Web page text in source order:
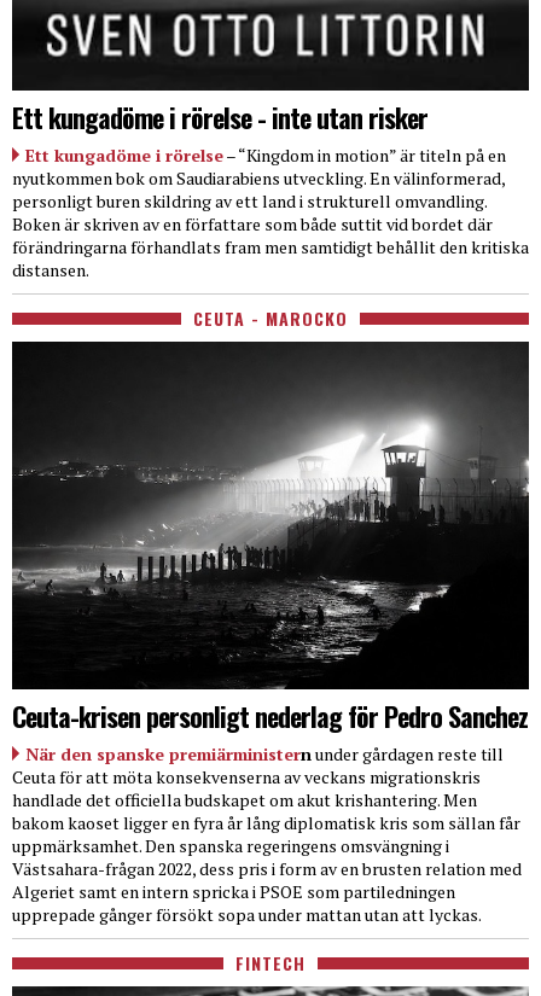
Ett kungadöme i rörelse - inte utan risker
Ett kungadöme i rörelse– “Kingdom in motion” är titeln på en
nyutkommen bok om Saudiarabiens utveckling. En välinformerad,
personligt buren skildring av ett land i strukturell omvandling.
Boken är skriven av en författare som både suttit vid bordet där
förändringarna förhandlats fram men samtidigt behållit den kritiska
distansen.
CEUTA - MAROCKO
Ceuta-krisen personligt nederlag för Pedro Sanchez
När den spanske premiärministernunder gårdagen reste till
Ceuta för att möta konsekvenserna av veckans migrationskris
handlade det officiella budskapet om akut krishantering. Men
bakom kaoset ligger en fyra år lång diplomatisk kris som sällan får
uppmärksamhet. Den spanska regeringens omsvängning i
Västsahara-frågan 2022, dess pris i form av en brusten relation med
Algeriet samt en intern spricka i PSOE som partiledningen
upprepade gånger försökt sopa under mattan utan att lyckas.
FINTECH